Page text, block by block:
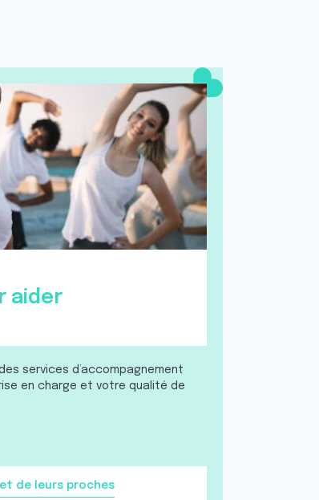
aider
services d’accompagnement
en charge et votre qualité de
de leurs proches